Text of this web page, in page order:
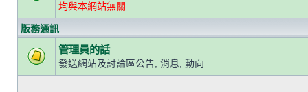
均與本網站無關
版務通訊
管理員的話
發送網站及討論區公告, 消息, 動向